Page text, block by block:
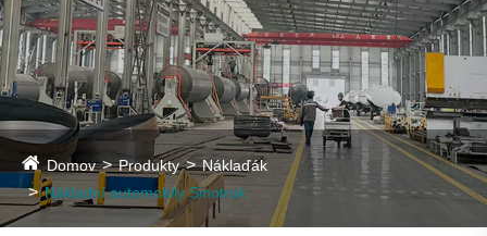
Domov Produkty
Náklaďák
Nákladní automobily Sinotruk